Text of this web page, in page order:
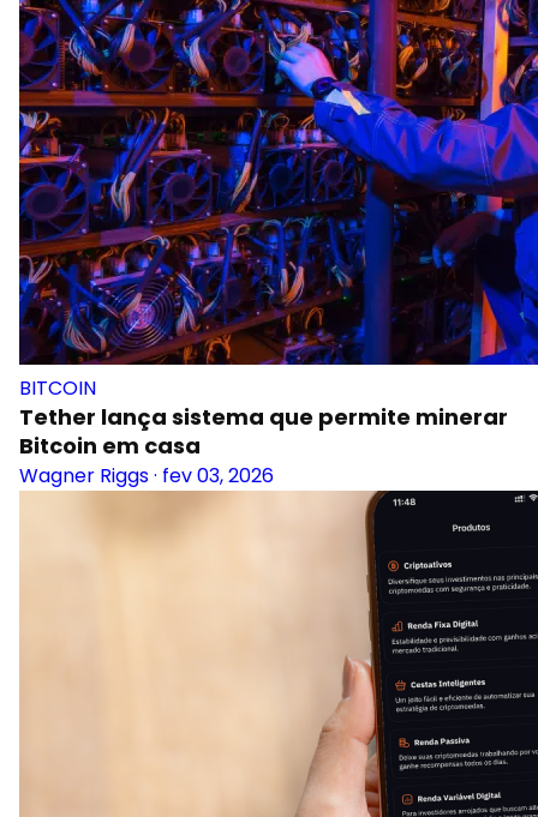
BITCOIN
Tether lança sistema que permite minerar
Bitcoin em casa
Wagner Riggs· fev 03, 2026